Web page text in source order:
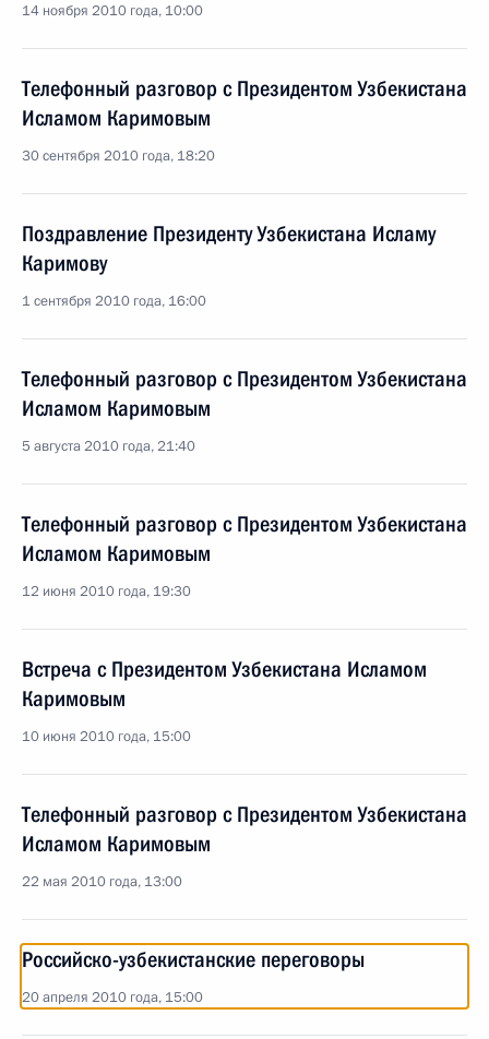
14 ноября 2010 года, 10:00
Телефонный разговор с Президентом Узбекистана
Исламом Каримовым
30 сентября 2010 года, 18:20
Поздравление Президенту Узбекистана Исламу
Каримову
1 сентября 2010 года, 16:00
Телефонный разговор с Президентом Узбекистана
Исламом Каримовым
5 августа 2010 года, 21:40
Телефонный разговор с Президентом Узбекистана
Исламом Каримовым
12 июня 2010 года, 19:30
Встреча с Президентом Узбекистана Исламом
Каримовым
10 июня 2010 года, 15:00
Телефонный разговор с Президентом Узбекистана
Исламом Каримовым
22 мая 2010 года, 13:00
Российско-узбекистанские переговоры
20 апреля 2010 года, 15:00